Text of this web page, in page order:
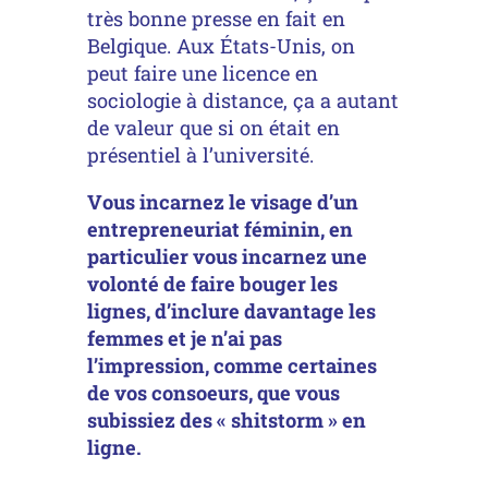
très bonne presse en fait en
Belgique. Aux États-Unis, on
peut faire une licence en
sociologie à distance, ça a autant
de valeur que si on était en
présentiel à l’université.
Vous incarnez le visage d’un
entrepreneuriat féminin, en
particulier vous incarnez une
volonté de faire bouger les
lignes, d’inclure davantage les
femmes et je n’ai pas
l’impression, comme certaines
de vos consoeurs, que vous
subissiez des « shitstorm » en
ligne.